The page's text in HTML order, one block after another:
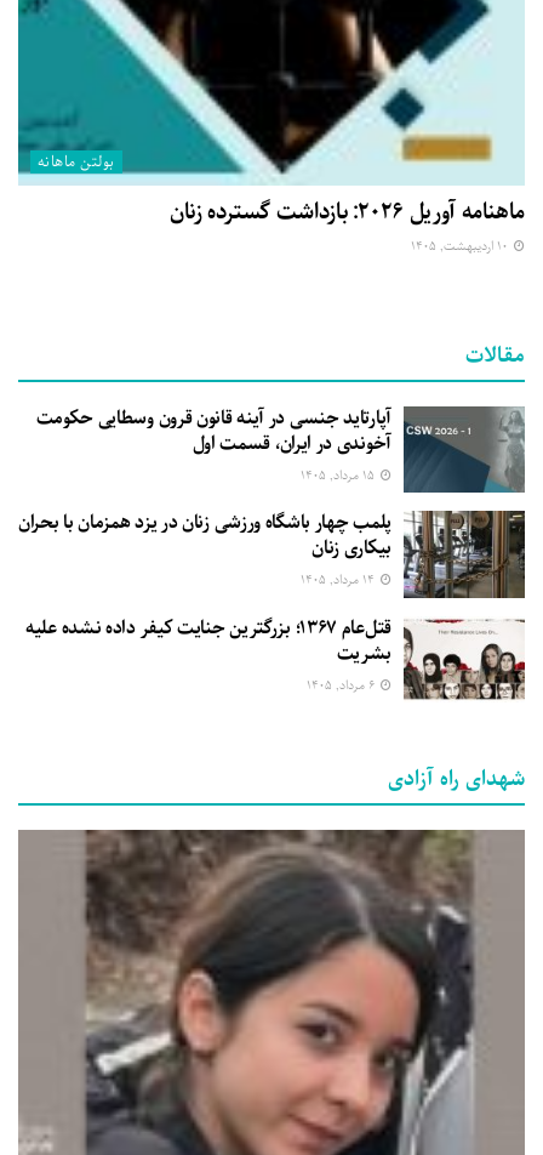
بولتن ماهانه
ماهنامه آوریل ۲۰۲۶: بازداشت گسترده زنان
مقالات
آپارتاید جنسی در آینه قانون قرون وسطایی حکومت
آخوندی در ایران، قسمت اول
پلمب چهار باشگاه ورزشی زنان در یزد همزمان با بحران
بیکاری زنان
قتل‌عام ۱۳۶۷؛ بزرگترین جنایت کیفر داده نشده علیه
بشریت
شهدای راه آزادی